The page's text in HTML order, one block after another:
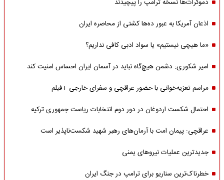
دموکرات‌ها نسخه ترامپ را پیچیدند
اذعان آمریکا به عبور ده‌ها کشتی از محاصره ایران
«ما هیچی نیستیم» یا سواد ادبی کافی نداریم؟
امیر شکوری: دشمن هیچ‌گاه نباید در آسمان ایران احساس امنیت کند
مراسم تعزیه‌خوانی با حضور عراقچی و سفرای خارجی +فیلم
احتمال شکست اردوغان در دور دوم انتخابات ریاست جمهوری ترکیه
عراقچی: پیمان امت با آرمان‌های رهبر شهید شکست‌ناپذیر است
جدیدترین عملیات نیروهای یمنی
خطرناک‌ترین سناریو برای ترامپ در جنگ ایران